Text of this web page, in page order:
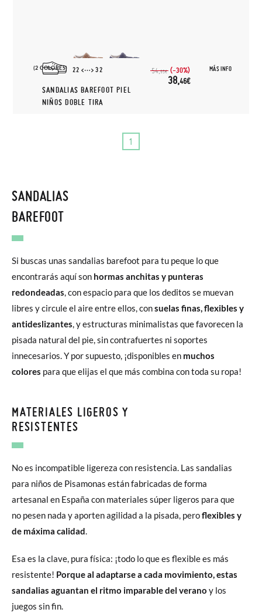
(2 COLORES) MÁS INFO
22 32
SANDALIAS BAREFOOT PIEL
NIÑOS DOBLE TIRA
54,95€ (-30%)
38,46€
1
SANDALIAS
BAREFOOT
Si buscas unas sandalias barefoot para tu peque lo que
encontrarás aquí son hormas anchitas y punteras
redondeadas, con espacio para que los deditos se muevan
libres y circule el aire entre ellos, consuelas finas, flexibles y
antideslizantes, y estructuras minimalistas que favorecen la
pisada natural del pie, sin contrafuertes ni soportes
innecesarios. Y por supuesto, ¡disponibles en muchos
colores para que elijas el que más combina con toda su ropa!
MATERIALES LIGEROS Y
RESISTENTES
No es incompatible ligereza con resistencia. Las sandalias
para niños de Pisamonas están fabricadas de forma
artesanal en España con materiales súper ligeros para que
no pesen nada y aporten agilidad a la pisada, peroflexibles y
de máxima calidad.
Esa es la clave, pura física: ¡todo lo que es flexible es más
resistente! Porque al adaptarse a cada movimiento, estas
sandalias aguantan el ritmo imparable del verano y los
juegos sin fin.